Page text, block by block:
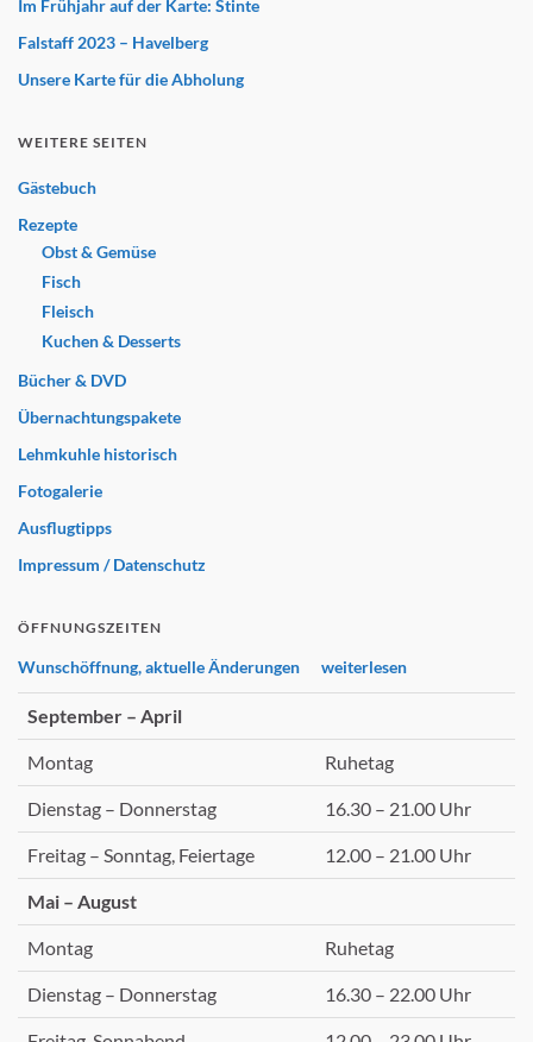
Im Frühjahr auf der Karte: Stinte
Falstaff 2023 – Havelberg
Unsere Karte für die Abholung
WEITERE SEITEN
Gästebuch
Rezepte
Obst & Gemüse
Fisch
Fleisch
Kuchen & Desserts
Bücher & DVD
Übernachtungspakete
Lehmkuhle historisch
Fotogalerie
Ausflugtipps
Impressum / Datenschutz
ÖFFNUNGSZEITEN
Wunschöffnung, aktuelle Änderungen weiterlesen
September – April
Montag Ruhetag
Dienstag – Donnerstag 16.30 – 21.00 Uhr
Freitag – Sonntag, Feiertage 12.00 – 21.00 Uhr
Mai – August
Montag Ruhetag
Dienstag – Donnerstag 16.30 – 22.00 Uhr